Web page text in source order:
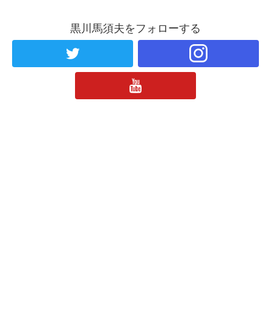
黒川馬須夫をフォローする